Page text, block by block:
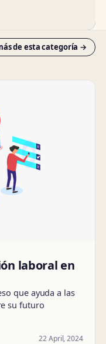
de esta categoría →
laboral en
que ayuda a las
su futuro
22 April, 2024